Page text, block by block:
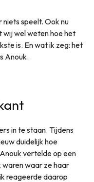
niets speelt. Ook nu
wij wel weten hoe het
is. En wat ik zeg: het
Anouk.
in te staan. Tijdens
duidelijk hoe
vertelde op een
waar ze haar
reageerde daarop